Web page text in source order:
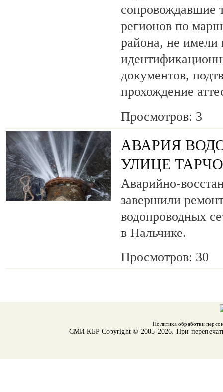
сопровождавшие
регионов по
района, не имели
документов,
прохождение
Просмотров: 3
АВАРИЯ
УЛИЦЕ
Аварийно-
завершили
водопроводных
в Нальчике.
Просмотров: 30
Политика обработки
СМИ КБРCopyright © 2005-2026. При